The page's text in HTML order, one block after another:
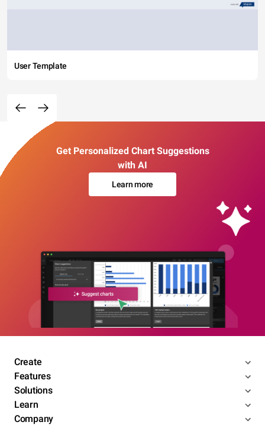
User Template
Get Personalized Chart Suggestions
with AI
Learn more
Create
Features
Solutions
Learn
Company